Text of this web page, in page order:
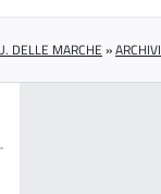
DELLE MARCHE »ARCHIVI